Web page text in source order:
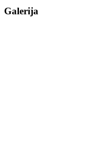
Galerija